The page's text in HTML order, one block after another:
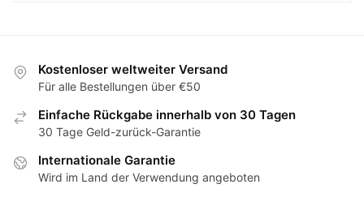
Kostenloser weltweiter Versand
Für alle Bestellungen über €50
Einfache Rückgabe innerhalb von 30 Tagen
30 Tage Geld-zurück-Garantie
Internationale Garantie
Wird im Land der Verwendung angeboten